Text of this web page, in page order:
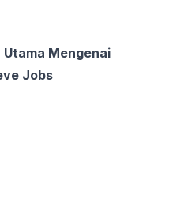
Utama Mengenai
Jobs